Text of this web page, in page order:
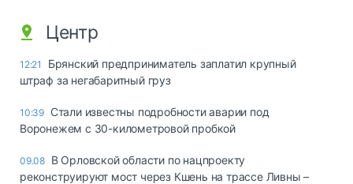
Центр
12:21
Брянский предприниматель заплатил крупный
штраф за негабаритный груз
10:39 Стали известны подробности аварии под
Воронежем с 30-километровой пробкой
09.08 В Орловской области по нацпроекту
реконструируют мост через Кшень на трассе Ливны –